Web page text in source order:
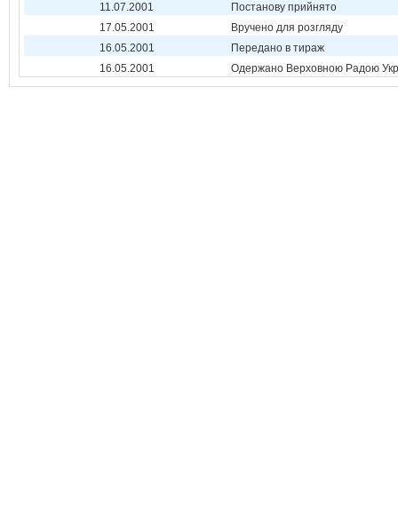
11.07.2001
Постанову прийнято
17.05.2001
Вручено для розгляду
16.05.2001
Передано в тираж
16.05.2001
Одержано Верховною Радою